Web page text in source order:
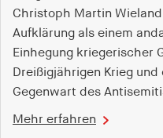
Christoph Martin
Aufklärung als einem
Einhegung kriegerischer
Dreißigjährigen Krieg
Gegenwart des
Mehr erfahren